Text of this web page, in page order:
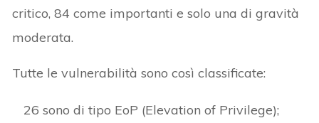
critico, 84 come importanti e solo una di gravità
moderata.
Tutte le vulnerabilità sono così classificate:
26 sono di tipo EoP (Elevation of Privilege);